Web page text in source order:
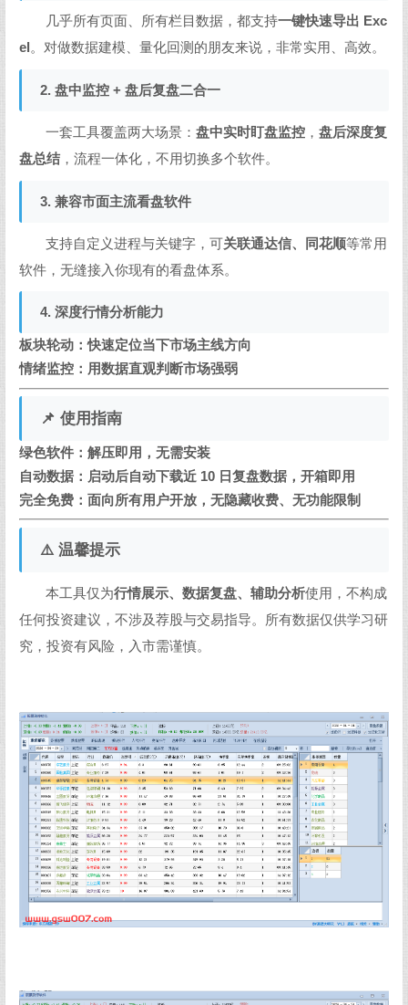
几乎所有页面、所有栏目数据，都支持一键快速导出 Exc
el 。对做数据建模、量化回测的朋友来说，非常实用、高效。
2. 盘中监控 + 盘后复盘二合一
一套工具覆盖两大场景：盘中实时盯盘监控 ，盘后深度复
盘总结 ，流程一体化，不用切换多个软件。
3. 兼容市面主流看盘软件
支持自定义进程与关键字，可关联通达信、同花顺等常用
软件，无缝接入你现有的看盘体系。
4. 深度行情分析能力
板块轮动：快速定位当下市场主线方向
情绪监控：用数据直观判断市场强弱
📌 使用指南
绿色软件：解压即用，无需安装
自动数据：启动后自动下载近 10 日复盘数据，开箱即用
完全免费：面向所有用户开放，无隐藏收费、无功能限制
⚠️ 温馨提示
本工具仅为行情展示、数据复盘、辅助分析使用，不构成
任何投资建议，不涉及荐股与交易指导。所有数据仅供学习研
究，投资有风险，入市需谨慎。